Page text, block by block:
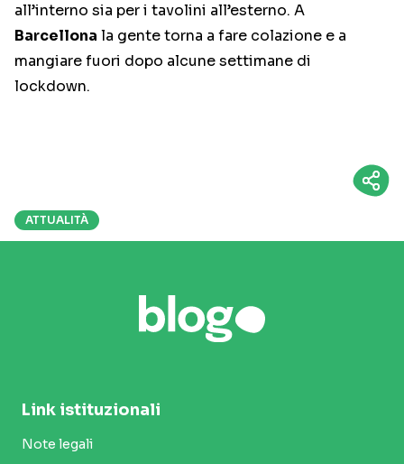
all’interno sia per i tavolini all’esterno. A
Barcellona la gente torna a fare colazione e a
mangiare fuori dopo alcune settimane di
lockdown.
ATTUALITÀ
Link istituzionali
Note legali